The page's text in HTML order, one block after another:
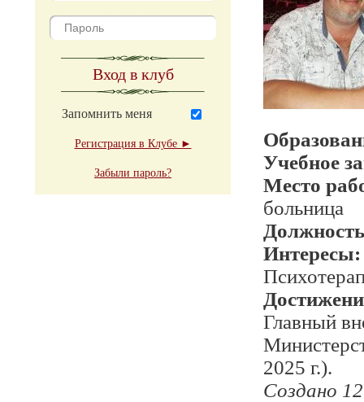
Вход в клуб
Запомнить меня
Регистрация в Клубе ►
Забыли пароль?
Учебное
Место
больница
Интересы:
Главный
2025 г.).
Создано